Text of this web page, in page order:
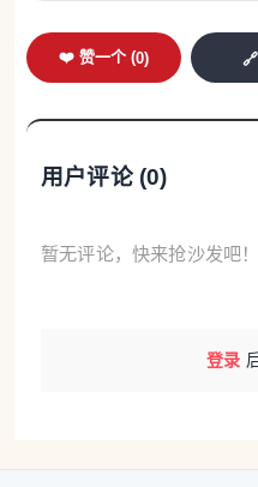
❤️ 赞一个 (0)
用户评论 (0)
暂无评论，快来抢沙发吧
登录